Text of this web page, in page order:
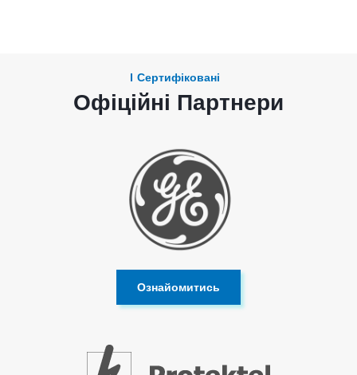
Сертифіковані
Офіційні Партнери
Ознайомитись